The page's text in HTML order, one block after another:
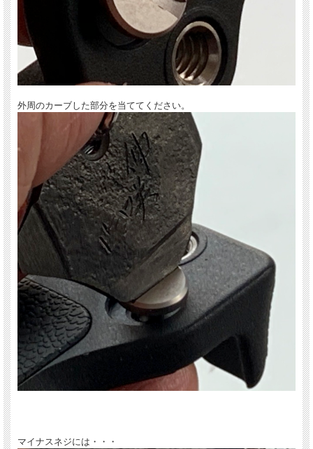
工具鋼を打って整形され、さらに道具として焼き入れが入っていますので、簡単に
削れたり変形したりすることはありません。
吊り下げ金具を付けていただいてますので、キーホルダーに束ねたり、ペンダント
外周のカーブした部分を当ててください。
マイナスネジには・・・